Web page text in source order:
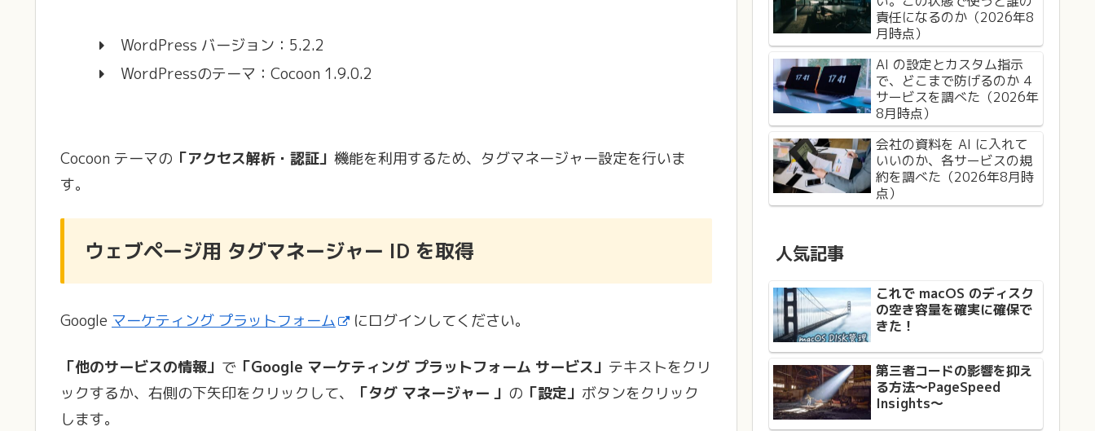
WordPress バージョン：5.2.2
WordPressのテーマ：Cocoon 1.9.0.2
Cocoon テーマの 「アクセス解析・認証」 機能を利用するため、タグマネージャー設定を行いま
す。
ウェブページ用 タグマネージャー ID を取得
Google マーケティング プラットフォーム にログインしてください。
「他のサービスの情報」 で 「Google マーケティング プラットフォーム サービス」 テキストをクリ
ックするか、右側の下矢印をクリックして、
「タグ マネージャー 」 の 「設定」 ボタンをクリック
します。
責任になるのか（2026年8
月時点）
AI の設定とカスタム指示
で、どこまで防げるのか 4
サービスを調べた（2026年
8月時点）
会社の資料を AI に入れて
いいのか、各サービスの規
約を調べた（2026年8月時
点）
人気記事
これで macOS のディスク
の空き容量を確実に確保で
きた！
第三者コードの影響を抑え
る方法〜PageSpeed
Insights〜